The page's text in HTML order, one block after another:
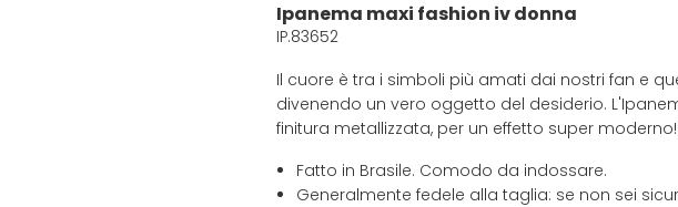
Ipanema maxi fashion iv donna
IP.83652
Il cuore è tra i simboli più amati dai nostri fan e
divenendo un vero oggetto del desiderio.
finitura metallizzata, per un effetto super
Fatto in Brasile. Comodo da indossare.
Generalmente fedele alla taglia: se non sei